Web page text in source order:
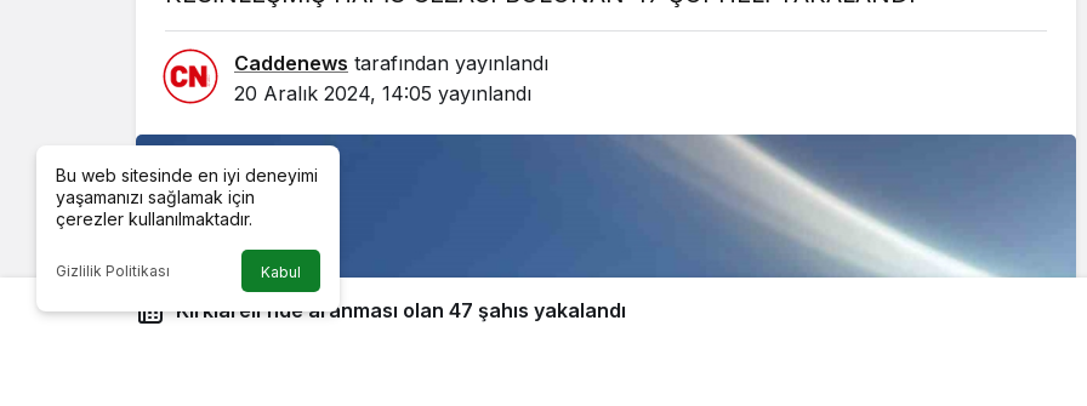
Caddenews tarafından yayınlandı
20 Aralık 2024, 14:05 yayınlandı
Kırklareli’nde aranması olan 47 şahıs yakalandı
Bu web sitesinde en iyi deneyimi
yaşamanızı sağlamak için
çerezler kullanılmaktadır.
Gizlilik Politikası Kabul